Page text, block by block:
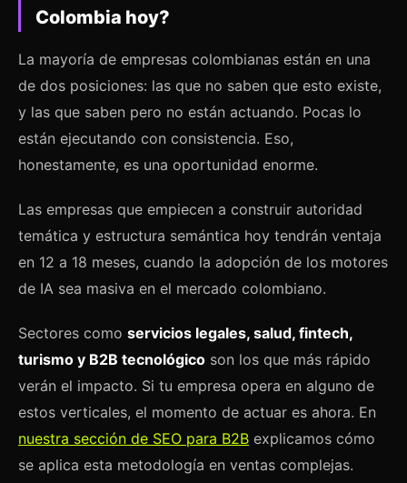
Colombia hoy?
La mayoría de empresas colombianas están en una
de dos posiciones: las que no saben que esto existe,
y las que saben pero no están actuando. Pocas lo
están ejecutando con consistencia. Eso,
honestamente, es una oportunidad enorme.
Las empresas que empiecen a construir autoridad
temática y estructura semántica hoy tendrán ventaja
en 12 a 18 meses, cuando la adopción de los motores
de IA sea masiva en el mercado colombiano.
Sectores como servicios legales, salud, fintech,
turismo y B2B tecnológico son los que más rápido
verán el impacto. Si tu empresa opera en alguno de
estos verticales, el momento de actuar es ahora. En
nuestra sección de SEO para B2B explicamos cómo
se aplica esta metodología en ventas complejas.